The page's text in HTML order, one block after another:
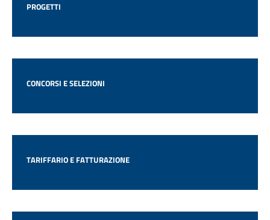
PROGETTI
CONCORSI E SELEZIONI
TARIFFARIO E FATTURAZIONE